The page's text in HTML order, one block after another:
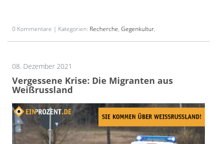
0 Kommentare | Kategorien: Recherche, Gegenkultur,
08. Dezember 2021
Vergessene Krise: Die Migranten aus
Weißrussland